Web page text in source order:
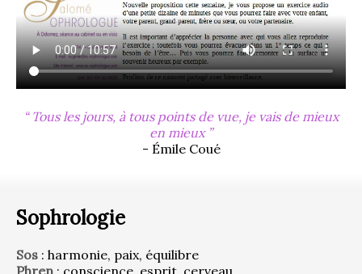
Tous les jours, à tous points de vue, je vais de mieux
en mieux
- Émile Coué
Sophrologie
Sos : harmonie, paix, équilibre
Phren : conscience, esprit, cerveau